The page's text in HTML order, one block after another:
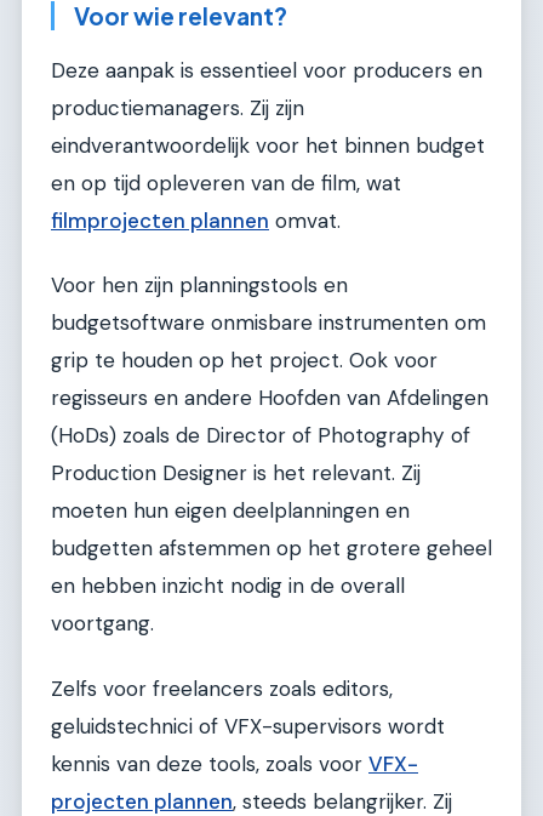
Voor wie relevant?
Deze aanpak is essentieel voor producers en
productiemanagers. Zij zijn
eindverantwoordelijk voor het binnen budget
en op tijd opleveren van de film, wat
filmprojecten plannen omvat.
Voor hen zijn planningstools en
budgetsoftware onmisbare instrumenten om
grip te houden op het project. Ook voor
regisseurs en andere Hoofden van Afdelingen
(HoDs) zoals de Director of Photography of
Production Designer is het relevant. Zij
moeten hun eigen deelplanningen en
budgetten afstemmen op het grotere geheel
en hebben inzicht nodig in de overall
voortgang.
Zelfs voor freelancers zoals editors,
geluidstechnici of VFX-supervisors wordt
kennis van deze tools, zoals voor VFX-
projecten plannen, steeds belangrijker. Zij